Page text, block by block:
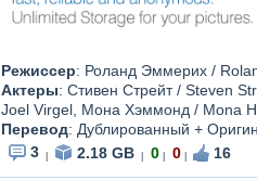
Режиссер: Роланд Эммерих /
Актеры: Стивен Стрейт / Steven
Joel Virgel, Мона Хэммонд / Mona
Перевод: Дублированный +
3
2.18 GB 0 0 16